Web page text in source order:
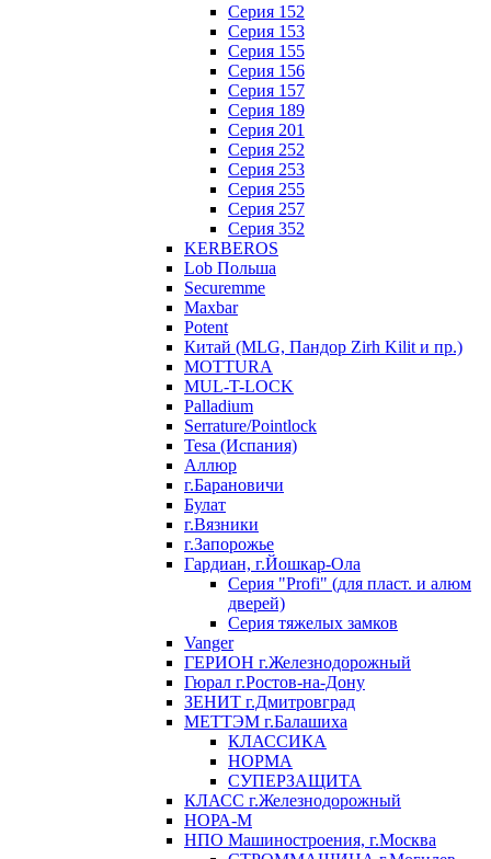
Серия 152
Серия 153
Серия 155
Серия 156
Серия 157
Серия 189
Серия 201
Серия 252
Серия 253
Серия 255
Серия 257
Серия 352
KERBEROS
Lob Польша
Securemme
Maxbar
Potent
Китай (MLG, Пандор Zirh Kilit и пр.)
MOTTURA
MUL-T-LOCK
Palladium
Serrature/Pointlock
Tesa (Испания)
Аллюр
г.Барановичи
Булат
г.Вязники
г.Запорожье
Гардиан, г.Йошкар-Ола
Серия "Profi" (для пласт. и алюм
дверей)
Серия тяжелых замков
Vanger
ГЕРИОН г.Железнодорожный
Гюрал г.Ростов-на-Дону
ЗЕНИТ г.Дмитровград
МЕТТЭМ г.Балашиха
КЛАССИКА
НОРМА
СУПЕРЗАЩИТА
КЛАСС г.Железнодорожный
НОРА-М
НПО Машиностроения, г.Москва